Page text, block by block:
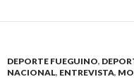
DEPORTE FUEGUINO,
NACIONAL, ENTREVISTA,